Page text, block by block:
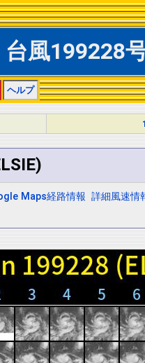
風199228
ヘルプ
Maps経路情報 詳細風速情